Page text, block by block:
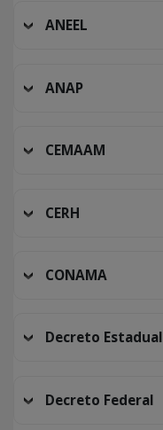
ANEEL
ANAP
CEMAAM
CERH
CONAMA
Decreto Estadual
Decreto Federal